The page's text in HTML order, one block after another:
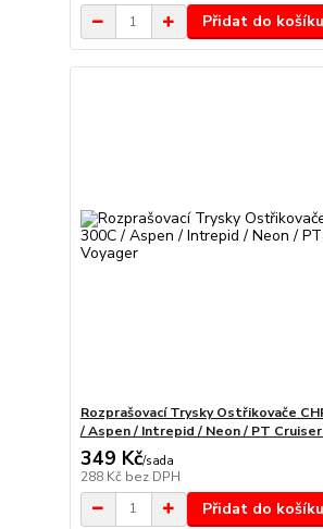
Přidat do košíku
Rozprašovací Trysky Ostřikovače
/ Aspen / Intrepid / Neon / PT
349 Kč/sada
288 Kč bez DPH
Přidat do košíku